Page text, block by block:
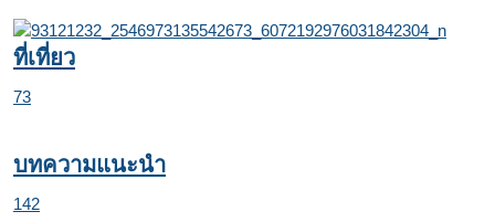
ที่เที่ยว
73
บทความแนะนำ
142